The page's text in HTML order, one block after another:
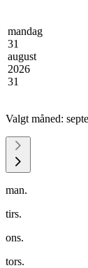
mandag
31
august
2026
31
Valgt måned:
man.
tirs.
ons.
tors.